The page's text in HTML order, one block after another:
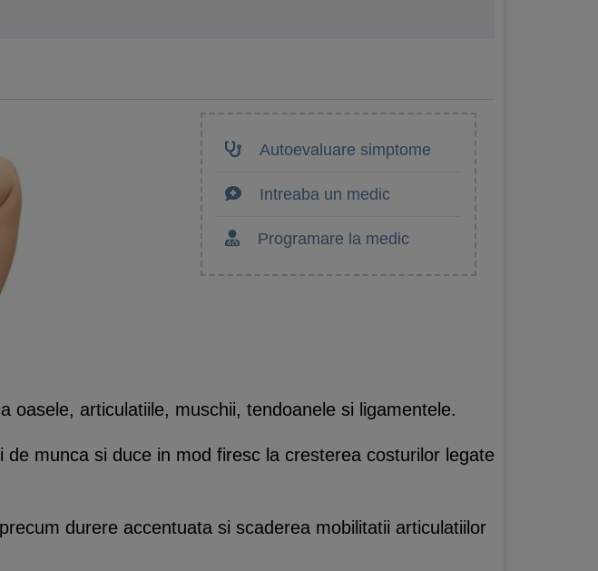
Autoevaluare simptome
Intreaba un medic
Programare la medic
oasele, articulatiile, muschii, tendoanele si ligamentele.
munca si duce in mod firesc la cresterea costurilor legate
durere accentuata si scaderea mobilitatii articulatiilor